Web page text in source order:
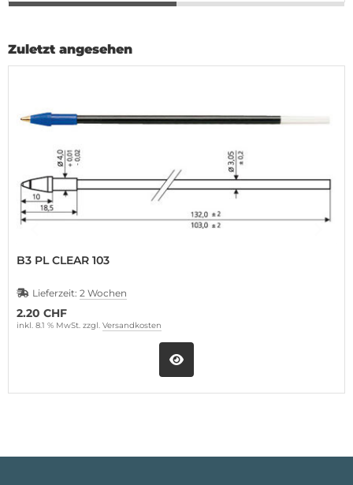
Zuletzt angesehen
B3 PL CLEAR 103
Lieferzeit: 2 Wochen
2.20 CHF
inkl. 8.1 % MwSt. zzgl. Versandkosten